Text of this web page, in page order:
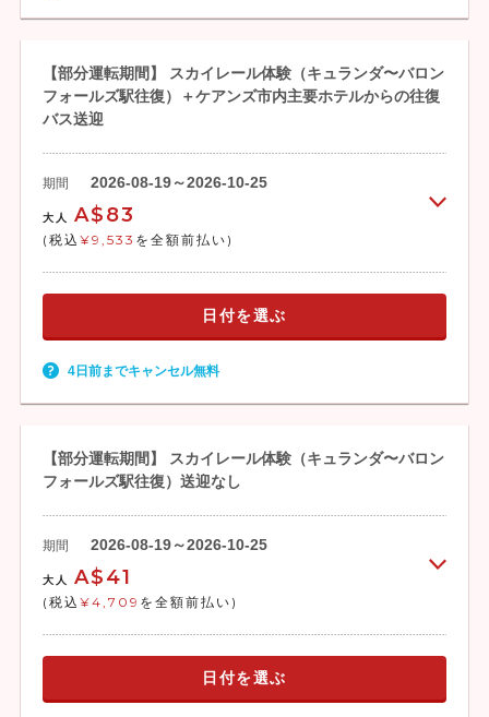
【部分運転期間】 スカイレール体験（キュランダ〜バロン
フォールズ駅往復）＋ケアンズ市内主要ホテルからの往復
バス送迎
期間 2026-08-19～2026-10-25
大人 A$83
(税込 ¥9,533 を全額前払い)
日付を選ぶ
4日前までキャンセル無料
【部分運転期間】 スカイレール体験（キュランダ〜バロン
フォールズ駅往復）送迎なし
期間 2026-08-19～2026-10-25
大人 A$41
(税込 ¥4,709 を全額前払い)
日付を選ぶ